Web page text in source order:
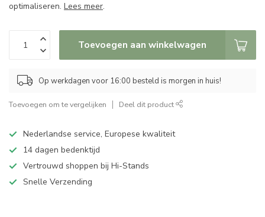
optimaliseren. Lees meer.
Toevoegen aan winkelwagen
Op werkdagen voor 16:00 besteld is morgen in huis!
Toevoegen om te vergelijken Deel dit product
Nederlandse service, Europese kwaliteit
14 dagen bedenktijd
Vertrouwd shoppen bij Hi-Stands
Snelle Verzending